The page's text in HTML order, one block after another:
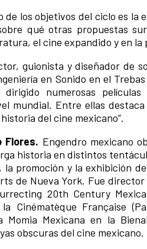
de los objetivos del ciclo es
qué otras propuestas
el cine expandido y en
guionista y diseñador de
en Sonido en el
numerosas
mundial. Entre ellas
del cine mexicano”.
Flores. Engendro mexicano
historia en distintos
la promoción y la exhibición
de Nueva York. Fue
20th Century
Cinématèque Française
Momia Mexicana en la
obscuras del cine mexicano.